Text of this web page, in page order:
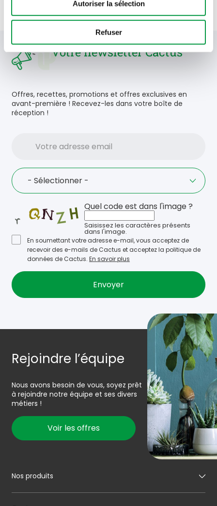
Autoriser la sélection
Refuser
Votre newsletter Cactus
Offres, recettes, promotions et offres exclusives en
avant-première ! Recevez-les dans votre boîte de
réception !
adresse
Language
- Sélectionner -
Quel code est dans l'image ?
Saisissez les caractères présents
dans l'image.
En soumettant votre adresse e-mail, vous acceptez de
recevoir des e-mails de Cactus et acceptez la politique de
données de Cactus. En savoir plus
Rejoindre l’équipe
Nous avons besoin de vous, soyez prêt
à rejoindre notre équipe et ses divers
métiers !
Voir les offres
Nos produits